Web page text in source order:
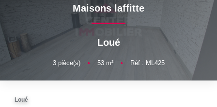
LOUER
Déposer Un Dossier
FAIRE GÉRER
Maisons laffitte
Loué
3pièce(s) • 53m² • Réf : ML425
Loué